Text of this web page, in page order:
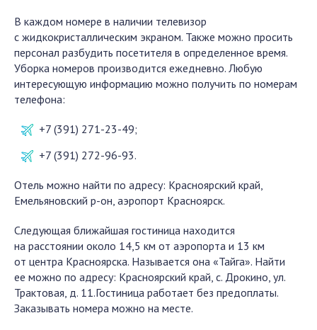
В каждом номере в наличии телевизор
с жидкокристаллическим экраном. Также можно просить
персонал разбудить посетителя в определенное время.
Уборка номеров производится ежедневно. Любую
интересующую информацию можно получить по номерам
телефона:
+7 (391) 271-23-49;
+7 (391) 272-96-93.
Отель можно найти по адресу: Красноярский край,
Емельяновский р-он, аэропорт Красноярск.
Следующая ближайшая гостиница находится
на расстоянии около 14,5 км от аэропорта и 13 км
от центра Красноярска. Называется она «Тайга». Найти
ее можно по адресу: Красноярский край, с. Дрокино, ул.
Трактовая, д. 11.Гостиница работает без предоплаты.
Заказывать номера можно на месте.